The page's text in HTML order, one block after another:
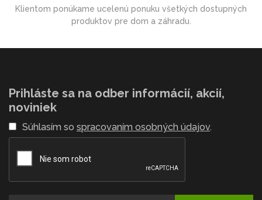
Klientom ponúkame ucelenú ponuku všetkých dostupných
produktov pre dom a záhradu.
Prihláste sa na odber informácií, akcií,
noviniek
Súhlasím so spracovaním osobných údajov.